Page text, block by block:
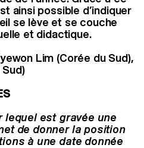
ainsi possible d’indiquer
se lève et se couche
et didactique.
Lim (Corée du Sud),
lequel est gravée une
de donner la position
à une date donnée